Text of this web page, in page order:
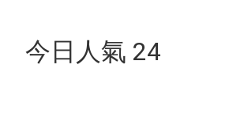
今日人氣 24